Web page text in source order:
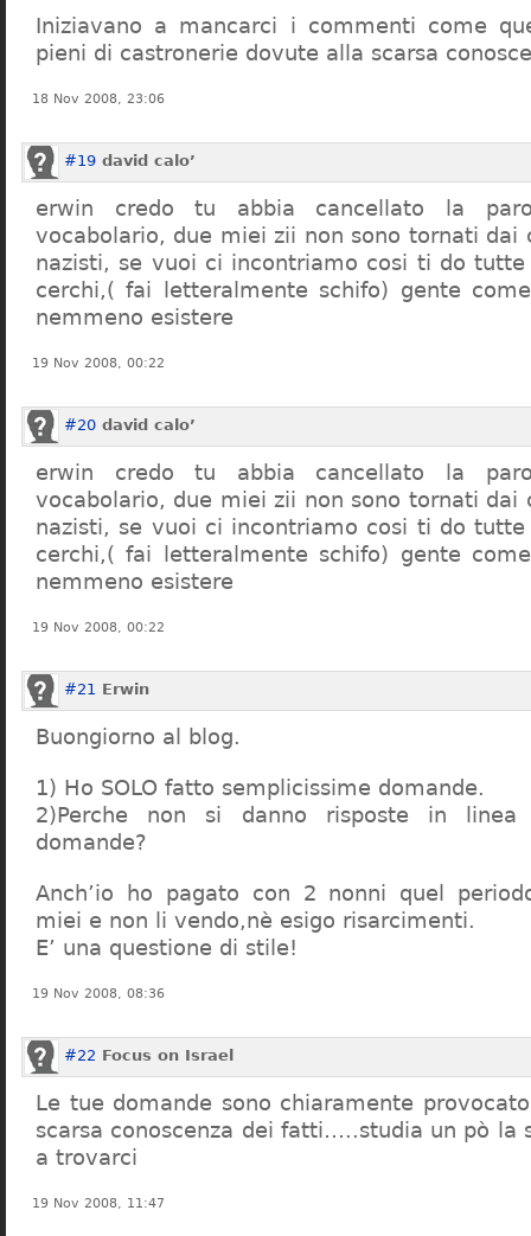
Iniziavano a mancarci i commenti come
pieni di castronerie dovute alla scarsa
18 Nov 2008, 23:06
#19 david calo’
erwin credo tu abbia cancellato la
vocabolario, due miei zii non sono tornati dai
nazisti, se vuoi ci incontriamo cosi ti do tutte
cerchi,( fai letteralmente schifo) gente
nemmeno esistere
19 Nov 2008, 00:22
#20 david calo’
erwin credo tu abbia cancellato la
vocabolario, due miei zii non sono tornati dai
nazisti, se vuoi ci incontriamo cosi ti do tutte
cerchi,( fai letteralmente schifo) gente
nemmeno esistere
19 Nov 2008, 00:22
#21 Erwin
Buongiorno al blog.
1) Ho SOLO fatto semplicissime domande.
2)Perche non si danno risposte in
domande?
Anch’io ho pagato con 2 nonni quel
miei e non li vendo,nè esigo risarcimenti.
E’ una questione di stile!
19 Nov 2008, 08:36
#22 Focus on Israel
Le tue domande sono chiaramente
scarsa conoscenza dei fatti…..studia un pò la
a trovarci
19 Nov 2008, 11:47